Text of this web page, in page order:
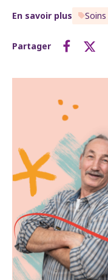
En savoir plus
Partager